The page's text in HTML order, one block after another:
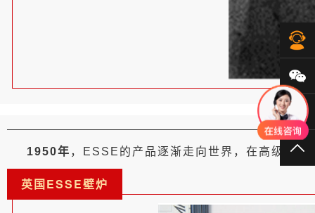
1950年 ，ESSE的产品逐渐走向世界，在高级餐
英国ESSE壁炉
在
微